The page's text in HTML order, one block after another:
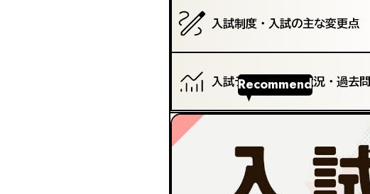
入試制度・入試の主な変更点
入試データ・志願状況・過去問
Recommend